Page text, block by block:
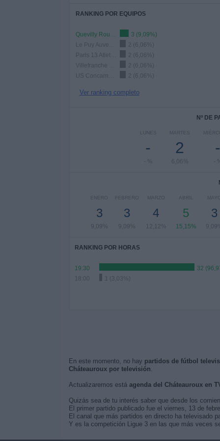
RANKING POR EQUIPOS
Quevilly Rouen Metro
3 (9,09%)
2 (6,06%)
2 (6,06%)
2 (6,06%)
2 (6,06%)
Ver ranking completo
Nº DE
LUNES
-
- %
MARTES
2
6,06%
-
- %
ENERO
3
9,09%
FEBRERO
3
9,09%
MARZO
4
12,12%
ABRIL
5
15,15%
3
RANKING POR HORAS
19:30
32
18:00
1 (3,03%)
En este momento, no hay partidos de fútbol
Cháteauroux por televisión.
Actualizaremos está agenda del Cháteauroux en
Quizás sea de tu interés saber que desde los
El primer partido publicado fue el viernes, 13 de
El canal que más partidos en directo ha televisado
Y es la competición Ligue 3 en las que más veces